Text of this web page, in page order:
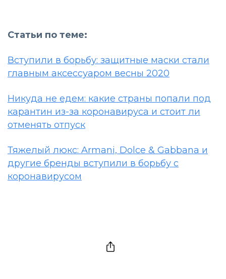
Статьи по теме:
Вступили в борьбу: защитные маски стали
главным аксессуаром весны 2020
Никуда не едем: какие страны попали под
карантин из-за коронавируса и стоит ли
отменять отпуск
Тяжелый люкс: Armani, Dolce & Gabbana и
другие бренды вступили в борьбу с
коронавирусом